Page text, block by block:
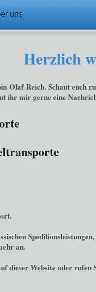
uns
Herzlich
Olaf Reich. Schaut euch
ihr mir gerne eine
an.
dieser Website oder rufen